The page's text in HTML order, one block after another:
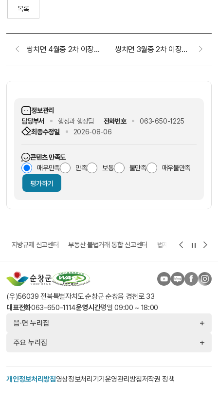
목록
쌍치면 4월중 2차 이장회보(2026. 4. 15.) 쌍치면 3월중 2차 이장회보(2026. 3. 18.)
정보관리
담당부서
행정과 행정팀 전화번호
063-650-1225
최종수정일
2026-08-06
콘텐츠 만족도
매우만족
만족 보통 불만족 매우불만족
평가하기
지방규제 신고센터 부동산 불법거래 통합 신고센터 법제처 보다나은 정부
(우)56039 전북특별자치도 순창군 순창읍 경천로 33
대표전화063-650-1114운영시간평일 09:00 ~ 18:00
읍·면 누리집
주요 누리집
개인정보처리방침영상정보처리기기운영관리방침저작권 정책